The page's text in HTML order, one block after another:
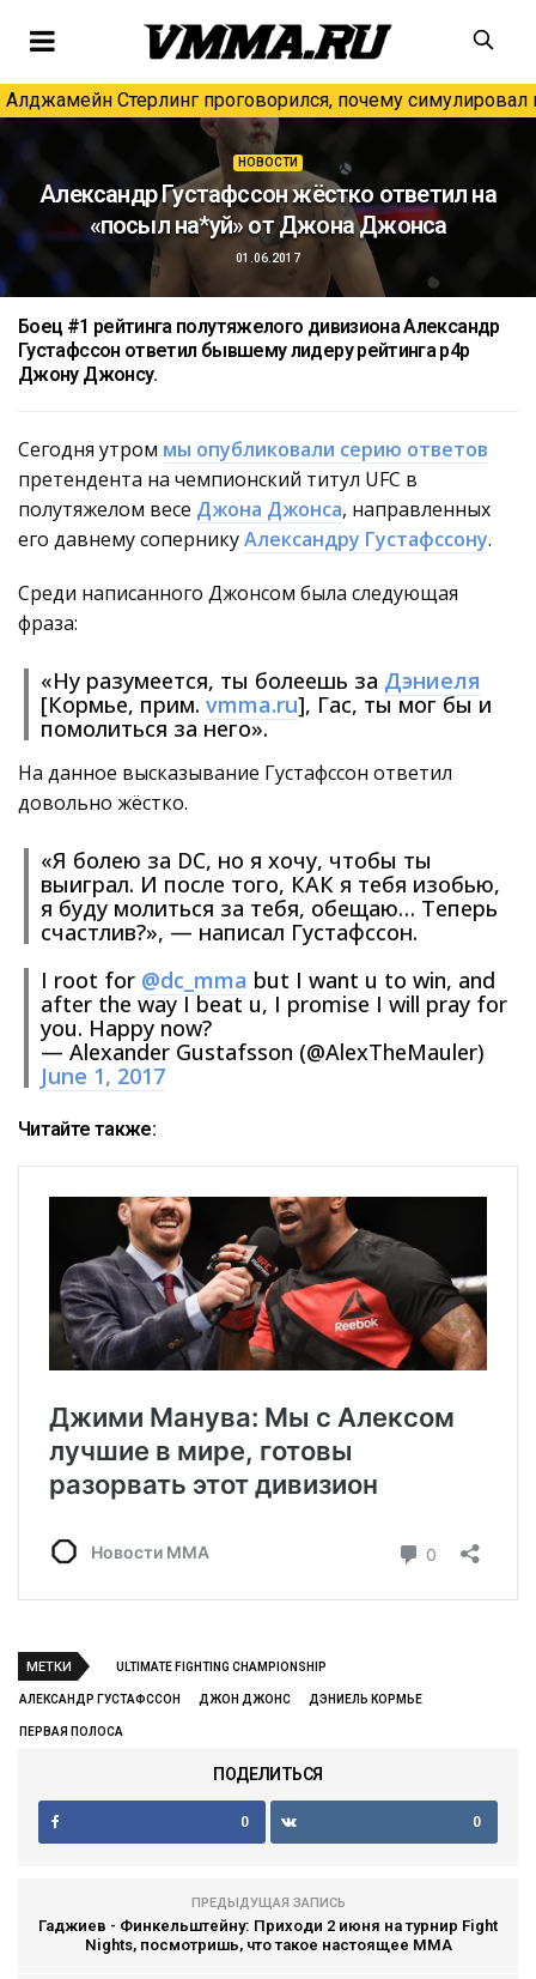
Алджамейн Стерлинг проговорился, почему симулировал
НОВОСТИ
Александр Густафссон жёстко ответил на
«посыл на*уй» от Джона Джонса
01.06.2017
Боец #1 рейтинга полутяжелого дивизиона Александр
Густафссон ответил бывшему лидеру рейтинга p4p
Джону Джонсу.
Сегодня утром мы опубликовали серию ответов
претендента на чемпионский титул UFC в
полутяжелом весе Джона Джонса, направленных
его давнему соперникуАлександру Густафссону.
Среди написанного Джонсом была следующая
фраза:
«Ну разумеется, ты болеешь за Дэниеля
[Кормье, прим. vmma.ru], Гас, ты мог бы и
помолиться за него».
На данное высказывание Густафссон ответил
довольно жёстко.
«Я болею за DC, но я хочу, чтобы ты
выиграл. И после того, КАК я тебя изобью,
я буду молиться за тебя, обещаю… Теперь
счастлив?», — написал Густафссон.
I root for @dc_mma but I want u to win, and
after the way I beat u, I promise I will pray for
you. Happy now?
— Alexander Gustafsson (@AlexTheMauler)
June 1, 2017
Читайте также:
МЕТКИ ULTIMATE FIGHTING CHAMPIONSHIP
АЛЕКСАНДР ГУСТАФССОН ДЖОН ДЖОНС ДЭНИЕЛЬ КОРМЬЕ
ПЕРВАЯ ПОЛОСА
ПОДЕЛИТЬСЯ
0 0
ПРЕДЫДУЩАЯ ЗАПИСЬ
Гаджиев - Финкельштейну: Приходи 2 июня на турнир Fight
Nights, посмотришь, что такое настоящее MMA